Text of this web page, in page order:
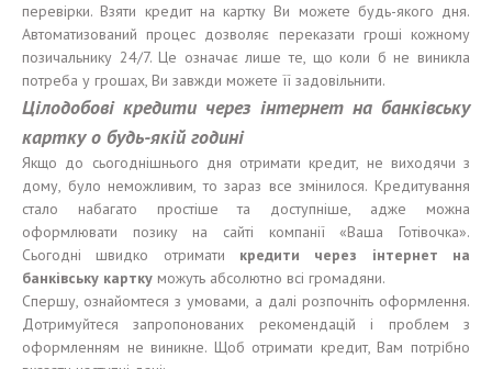
перевірки. Взяти кредит на картку Ви можете будь-якого дня.
Автоматизований процес дозволяє переказати гроші кожному
позичальнику 24/7. Це означає лише те, що коли б не виникла
потреба у грошах, Ви завжди можете її задовільнити.
Цілодобові кредити через інтернет на банківську
картку о будь-якій годині
Якщо до сьогоднішнього дня отримати кредит, не виходячи з
дому, було неможливим, то зараз все змінилося. Кредитування
стало набагато простіше та доступніше, адже можна
оформлювати позику на сайті компанії «Ваша Готівочка».
Сьогодні швидко отримати кредити через інтернет на
банківську картку можуть абсолютно всі громадяни.
Спершу, ознайомтеся з умовами, а далі розпочніть оформлення.
Дотримуйтеся запропонованих рекомендацій і проблем з
оформленням не виникне. Щоб отримати кредит, Вам потрібно